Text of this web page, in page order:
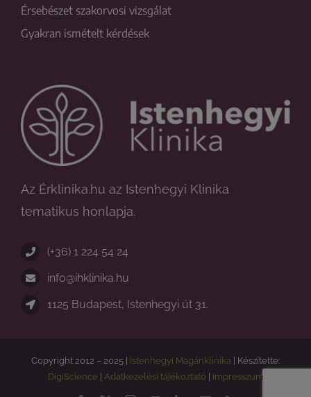
Érsebészet szakorvosi vizsgálat
Gyakran ismételt kérdések
Az Érklinika.hu az Istenhegyi Klinika
tematikus honlapja.
(+36) 1 224 54 24
info@ihklinika.hu
1125 Budapest, Istenhegyi út 31.
Copyright 2012 – 2025 | Istenhegyi Magánklinika | Készítette:
DigiScience
Adatkezelési tájékoztató Impresszum